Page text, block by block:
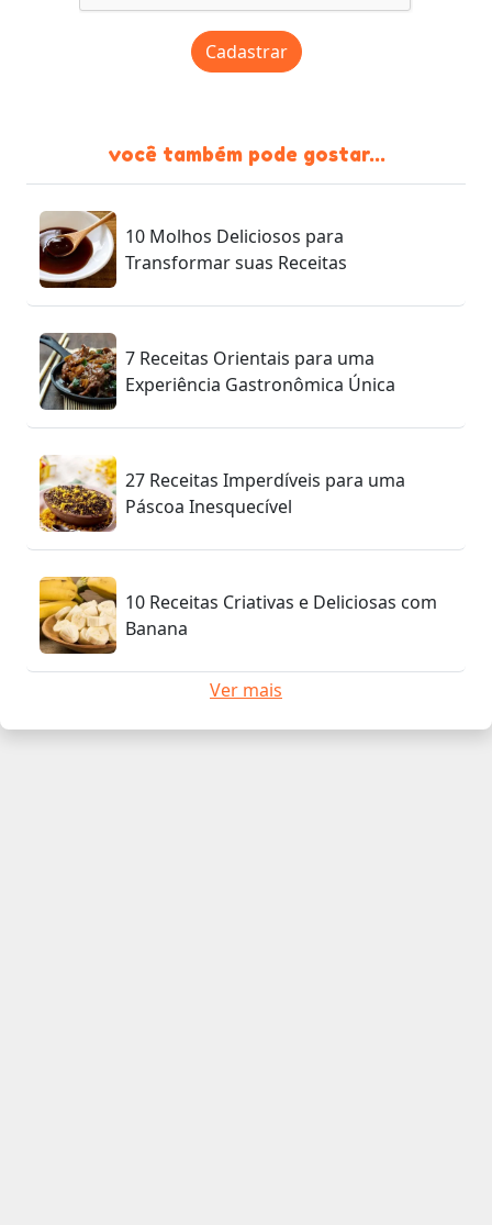
Cadastrar
você também pode gostar...
10 Molhos Deliciosos para
Transformar suas Receitas
7 Receitas Orientais para uma
Experiência Gastronômica Única
27 Receitas Imperdíveis para uma
Páscoa Inesquecível
10 Receitas Criativas e Deliciosas com
Banana
Ver mais